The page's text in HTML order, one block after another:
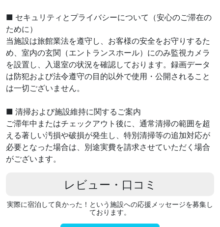
■ セキュリティとプライバシーについて（安心のご滞在の
ために）
当施設は旅館業法を遵守し、お客様の安全をお守りするた
め、室内の玄関（エントランスホール）にのみ監視カメラ
を設置し、入退室の状況を確認しております。録画データ
は防犯および法令遵守の目的以外で使用・公開されること
は一切ございません。
■ 清掃および施設維持に関するご案内
ご滞年中またはチェックアウト後に、通常清掃の範囲を超
える著しい汚損や破損が発生し、特別清掃等の追加対応が
必要となった場合は、別途実費を請求させていただく場合
がございます。
レビュー・口コミ
実際に宿泊して良かった！という施設への応援メッセージを募集し
ております。